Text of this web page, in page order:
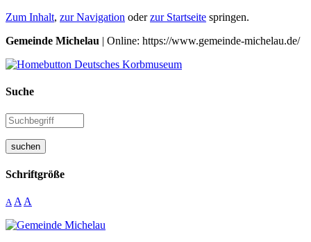
Zum Inhalt, zur Navigation oderzur Startseite springen.
Gemeinde Michelau | Online: https://www.gemeinde-michelau.de/
Suche
suchen
Schriftgröße
A A A